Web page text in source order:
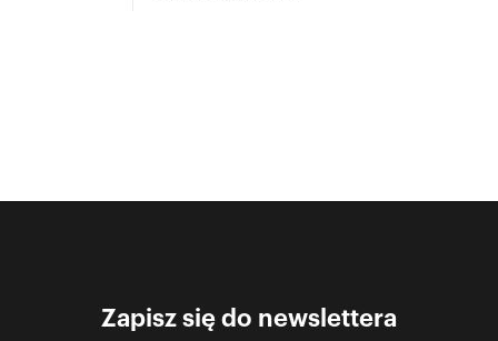
Zapisz się do newslettera